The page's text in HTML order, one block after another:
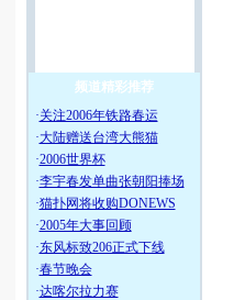
频道精彩推荐
·关注2006年铁路春运
·大陆赠送台湾大熊猫
·2006世界杯
·李宇春发单曲张朝阳捧场
·猫扑网将收购DONEWS
·2005年大事回顾
·东风标致206正式下线
·春节晚会
·达喀尔拉力赛